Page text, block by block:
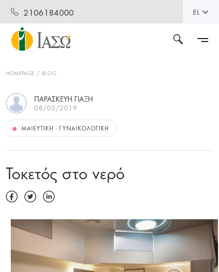
2106184000 EL
HOMEPAGE BLOG
ΠΑΡΑΣΚΕΥΉ ΓΙΑΞΉ
08/05/2019
ΜΑΙΕΥΤΙΚΉ - ΓΥΝΑΙΚΟΛΟΓΙΚΉ
Τοκετός στο νερό